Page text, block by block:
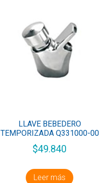
LLAVE BEBEDERO
TEMPORIZADA Q331000-00
$49.840
Leer más